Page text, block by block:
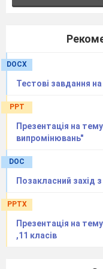
соединительные
гальванометра
гальванометру?
DOCX
Тестові завдання
PPT
Презентація на
випромінювань"
DOC
Позакласний захід
PPTX
Презентація на
,11 класів